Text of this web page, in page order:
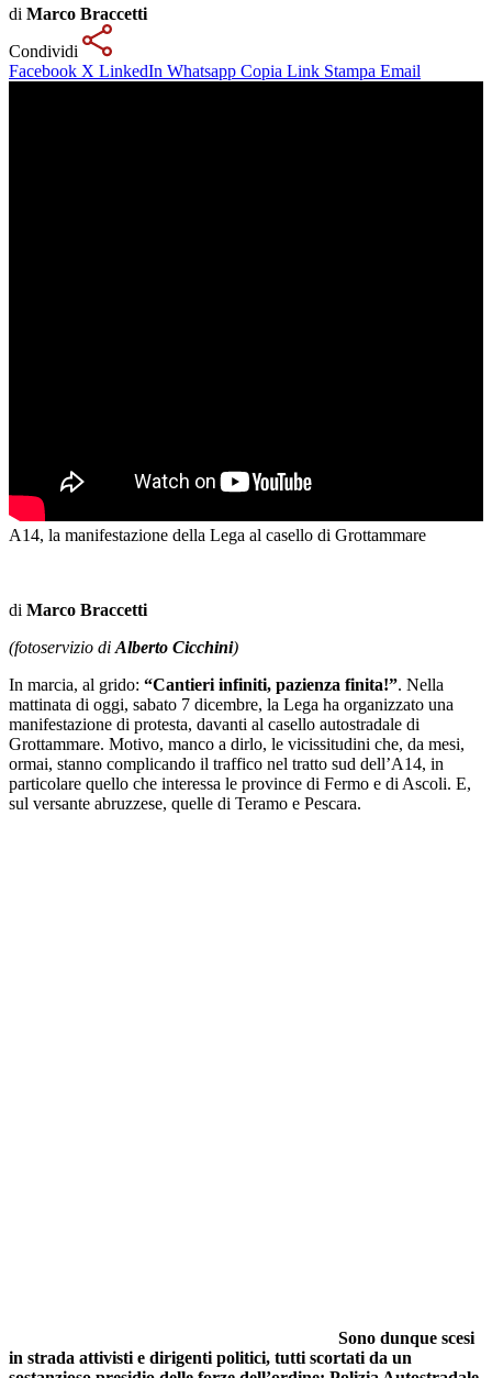
di Marco Braccetti
Condividi
Facebook X LinkedIn Whatsapp Copia Link Stampa Email
A14, la manifestazione della Lega al casello di Grottammare
di Marco Braccetti
(fotoservizio di Alberto Cicchini)
In marcia, al grido: “Cantieri infiniti, pazienza finita!”. Nella
mattinata di oggi, sabato 7 dicembre, la Lega ha organizzato una
manifestazione di protesta, davanti al casello autostradale di
Grottammare. Motivo, manco a dirlo, le vicissitudini che, da mesi,
ormai, stanno complicando il traffico nel tratto sud dell’A14, in
particolare quello che interessa le province di Fermo e di Ascoli. E,
sul versante abruzzese, quelle di Teramo e Pescara.
Sono dunque scesi
in strada attivisti e dirigenti politici, tutti scortati da un